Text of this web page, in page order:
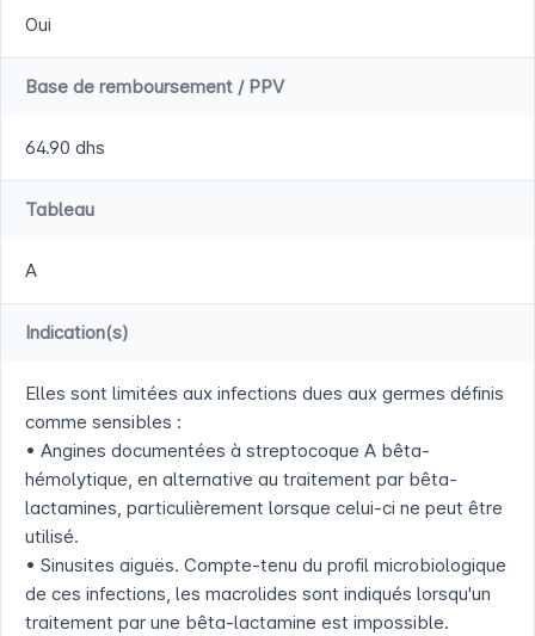
Oui
Base de remboursement / PPV
64.90 dhs
Tableau
A
Indication(s)
Elles sont limitées aux infections dues aux germes définis
comme sensibles :
• Angines documentées à streptocoque A bêta-
hémolytique, en alternative au traitement par bêta-
lactamines, particulièrement lorsque celui-ci ne peut être
utilisé.
• Sinusites aiguës. Compte-tenu du profil microbiologique
de ces infections, les macrolides sont indiqués lorsqu'un
traitement par une bêta-lactamine est impossible.